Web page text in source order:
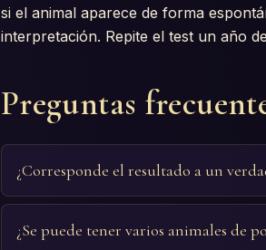
si el animal aparece de forma
interpretación. Repite el test un año
Preguntas
¿Corresponde el resultado a un
¿Se puede tener varios animales de